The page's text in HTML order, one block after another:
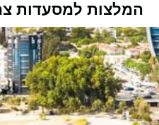
המלצות למסעדות